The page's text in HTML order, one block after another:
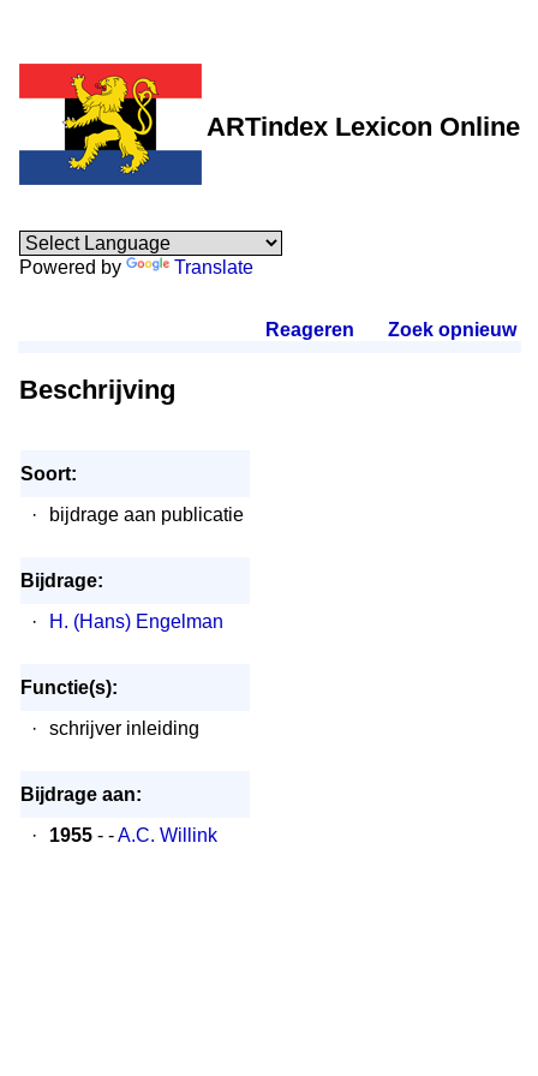
ARTindex Lexicon Online
Powered by Translate
Reageren Zoek opnieuw.
Beschrijving
Soort:
·
bijdrage aan publicatie
Bijdrage:
·
H. (Hans) Engelman
Functie(s):
·
schrijver inleiding
Bijdrage aan:
·
1955- -A.C. Willink